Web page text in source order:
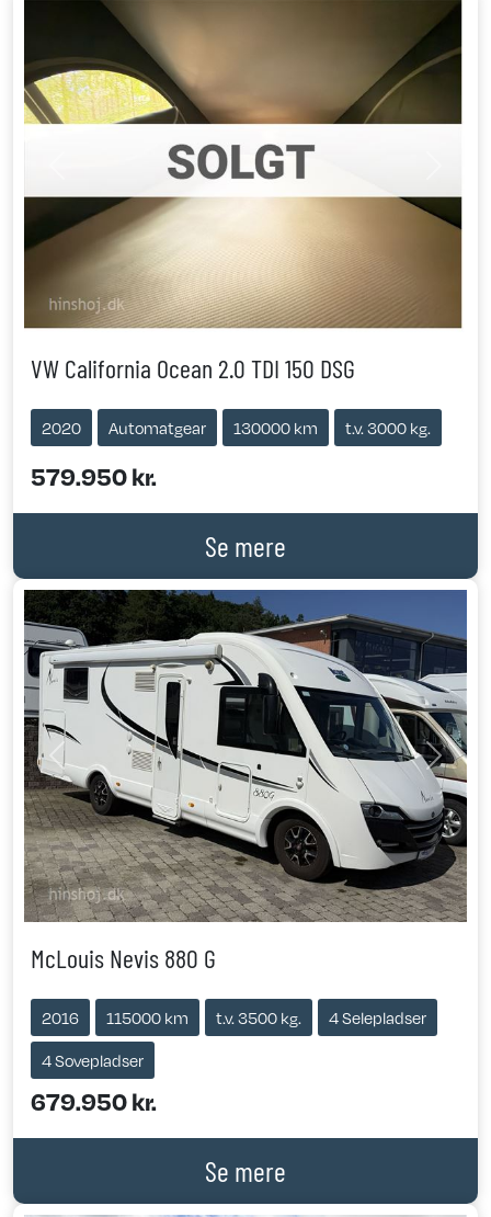
VW California Ocean 2.0 TDI 150 DSG
2020 Automatgear 130000 km t.v. 3000 kg.
579.950 kr.
Se mere
Previous Next
McLouis Nevis 880 G
2016 115000 km t.v. 3500 kg. 4 Selepladser
4 Sovepladser
679.950 kr.
Se mere